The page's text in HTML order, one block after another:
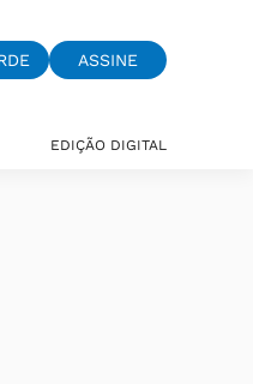
ASSINE
EDIÇÃO DIGITAL